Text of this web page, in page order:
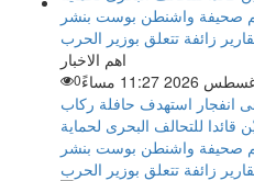
اهم الاخبار
0
انفجار استهدف حافلة ركاب
للتحالف البحرى لحماية
صحيفة واشنطن بوست بنشر
زائفة تتعلق بوزير الحرب